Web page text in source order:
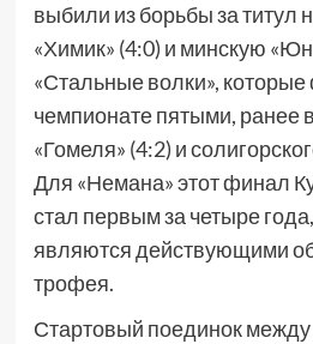
выбили из борьбы за титул
«Химик» (4:0) и минскую
«Стальные волки»,
чемпионате пятыми, ранее
«Гомеля» (4:2) и
Для «Немана» этот финал
стал первым за четыре
являются действующими
трофея.
Стартовый поединок